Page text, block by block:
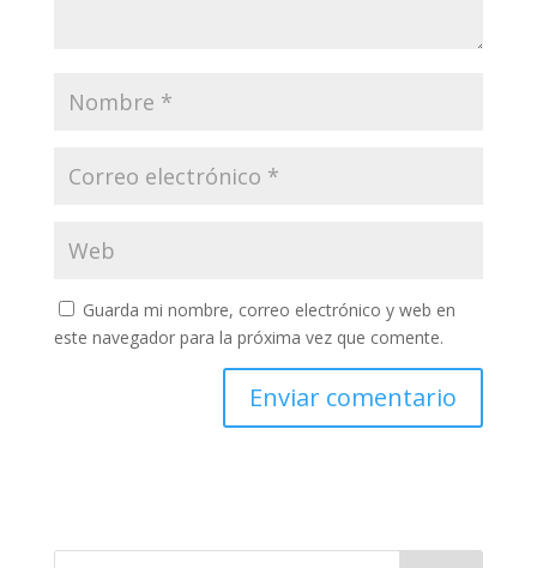
Guarda mi nombre, correo electrónico y web en
este navegador para la próxima vez que comente.